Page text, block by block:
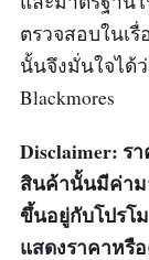
ตรวจสอบในเ
นั้นจึงมั่นใจได้
Blackmores
Disclaimer: ร
สินค้านั้นมีค่าม
ขึ้นอยู่กับโปรโ
แสดงราคาหรื